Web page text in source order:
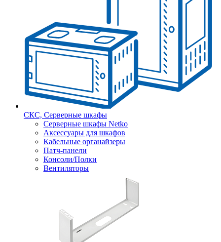
СКС, Серверные шкафы
Серверные шкафы Netko
Аксессуары для шкафов
Кабельные органайзеры
Патч-панели
Консоли/Полки
Вентиляторы